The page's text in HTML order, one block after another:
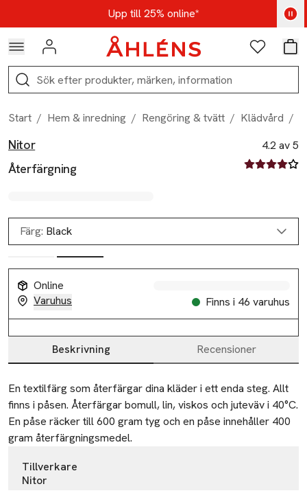
Hoppa till navigationsmenynUpp till 25% online*
Kod: AUG25 - Shoppa nu
Logga in Favoriter
Sök
Start / Hem & inredning / Rengöring & tvätt / Klädvård /
Produktbilder
Hoppa över bildspelet
Nitor
Återfärgning
4.2 av 5
4.2 av fem
Färg: Black
Online
Varuhus
Finns i 46 varuhus
Produktinformation
Beskrivning Recensioner
Beskrivning
En textilfärg som återfärgar dina kläder i ett enda steg. Allt
finns i påsen. Återfärgar bomull, lin, viskos och juteväv i 40°C.
En påse räcker till 600 gram tyg och en påse innehåller 400
gram återfärgningsmedel.
Tillverkare
Nitor